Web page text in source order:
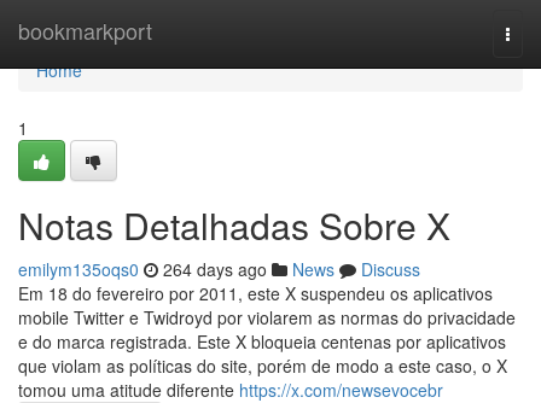
bookmarkport
Home
Home
1
Notas Detalhadas Sobre X
emilym135oqs0 264 days ago News
Discuss
Em 18 do fevereiro por 2011, este X suspendeu os aplicativos
mobile Twitter e Twidroyd por violarem as normas do privacidade
e do marca registrada. Este X bloqueia centenas por aplicativos
que violam as políticas do site, porém de modo a este caso, o X
tomou uma atitude diferente https://x.com/newsevocebr